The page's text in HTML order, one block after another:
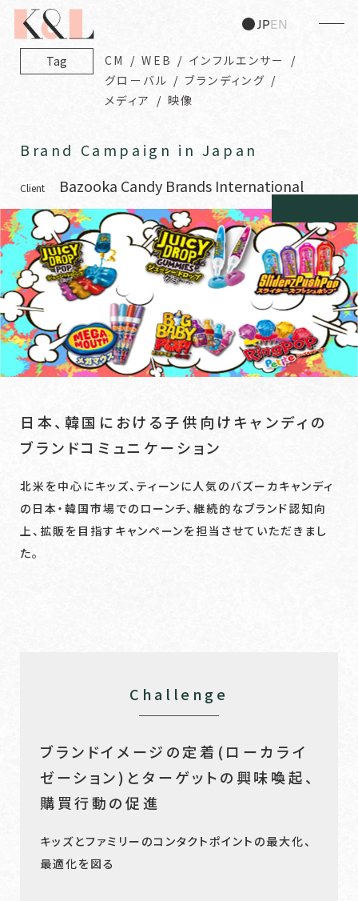
JPEN
Tag CM WEB
インフルエンサー
グローバル
ブランディング
メディア
映像
Brand Campaign in Japan
Client Bazooka Candy Brands International
日本、韓国における子供向けキャンディの
ブランドコミュニケーション
北米を中心にキッズ、ティーンに人気のバズーカキャンディ
の日本・韓国市場でのローンチ、継続的なブランド認知向
上、拡販を目指すキャンペーンを担当させていただきまし
た。
Challenge
ブランドイメージの定着(ローカライ
ゼーション)とターゲットの興味喚起、
購買行動の促進
キッズとファミリーのコンタクトポイントの最大化、
最適化を図る